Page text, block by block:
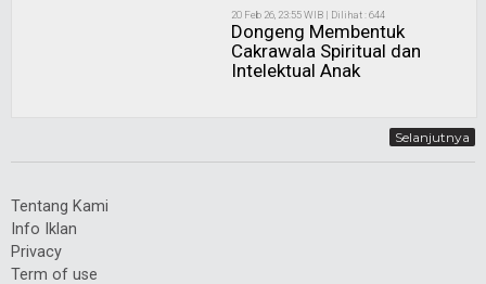
20 Feb 26, 23:55 WIB | Dilihat : 644
Dongeng Membentuk
Cakrawala Spiritual dan
Intelektual Anak
Selanjutnya
Tentang Kami
Info Iklan
Privacy
Term of use